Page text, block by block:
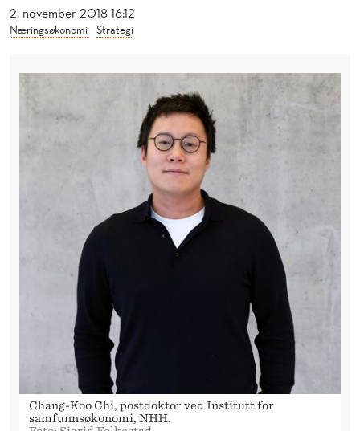
S
J
2. november 2018 16:12
Næringsøkonomi Strategi
Chang-Koo Chi, postdoktor ved Institutt for
samfunnsøkonomi, NHH.